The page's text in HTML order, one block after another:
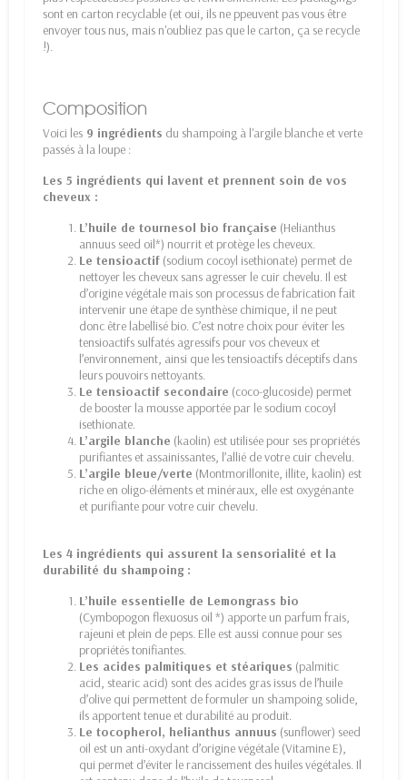
sont en carton recyclable (et oui, ils ne ppeuvent pas vous être
envoyer tous nus, mais n'oubliez pas que le carton, ça se recycle
!).
Composition
Voici les 9 ingrédients du shampoing à l'argile blanche et verte
passés à la loupe :
Les 5 ingrédients qui lavent et prennent soin de vos
cheveux :
L’huile de tournesol bio française (Helianthus
annuus seed oil*) nourrit et protège les cheveux.
Le tensioactif (sodium cocoyl isethionate) permet de
nettoyer les cheveux sans agresser le cuir chevelu. Il est
d’origine végétale mais son processus de fabrication fait
intervenir une étape de synthèse chimique, il ne peut
donc être labellisé bio. C’est notre choix pour éviter les
tensioactifs sulfatés agressifs pour vos cheveux et
l’environnement, ainsi que les tensioactifs déceptifs dans
leurs pouvoirs nettoyants.
Le tensioactif secondaire (coco-glucoside) permet
de booster la mousse apportée par le sodium cocoyl
isethionate.
L’argile blanche (kaolin) est utilisée pour ses propriétés
purifiantes et assainissantes, l’allié de votre cuir chevelu.
L’argile bleue/verte (Montmorillonite, illite, kaolin) est
riche en oligo-éléments et minéraux, elle est oxygénante
et purifiante pour votre cuir chevelu.
Les 4 ingrédients qui assurent la sensorialité et la
durabilité du shampoing :
L’huile essentielle de Lemongrass bio
(Cymbopogon flexuosus oil *) apporte un parfum frais,
rajeuni et plein de peps. Elle est aussi connue pour ses
propriétés tonifiantes.
Les acides palmitiques et stéariques (palmitic
acid, stearic acid) sont des acides gras issus de l’huile
d’olive qui permettent de formuler un shampoing solide,
ils apportent tenue et durabilité au produit.
Le tocopherol, helianthus annuus (sunflower) seed
oil est un anti-oxydant d’origine végétale (Vitamine E),
qui permet d’éviter le rancissement des huiles végétales. Il